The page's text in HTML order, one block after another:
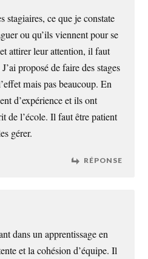
stagiaires, ce que je constate
ou qu’ils viennent pour se
attirer leur attention, il faut
proposé de faire des stages
mais pas beaucoup. En
d’expérience et ils ont
de l’école. Il faut être patient
gérer.
RÉPONSE
dans un apprentissage en
et la cohésion d’équipe. Il